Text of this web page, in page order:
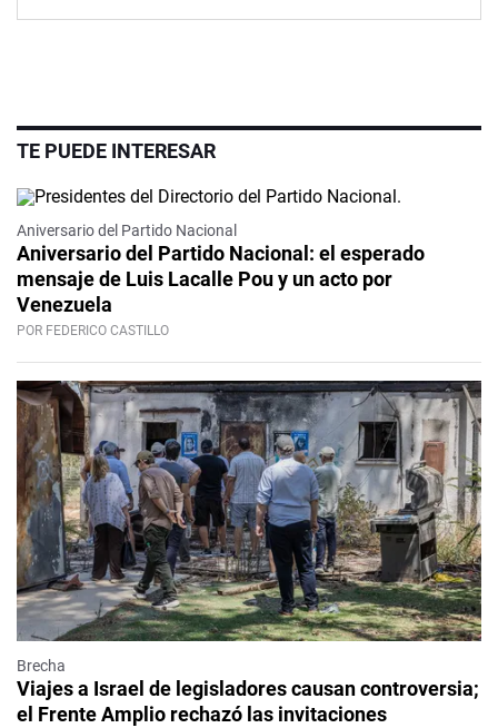
TE PUEDE INTERESAR
Aniversario del Partido Nacional
Aniversario del Partido Nacional: el esperado
mensaje de Luis Lacalle Pou y un acto por
Venezuela
POR FEDERICO CASTILLO
Brecha
Viajes a Israel de legisladores causan controversia;
el Frente Amplio rechazó las invitaciones